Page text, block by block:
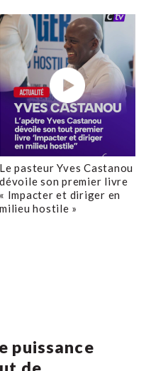
Le pasteur Yves Castanou
dévoile son premier livre
« Impacter et diriger en
milieu hostile »
puissance